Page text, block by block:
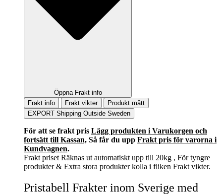
Öppna Frakt info
Frakt info
Frakt vikter
Produkt mått
EXPORT Shipping Outside Sweden
För att se frakt pris Lägg produkten i Varukorgen och
fortsätt till Kassan, Så får du upp Frakt pris för varorna i
Kundvagnen.
Frakt priset Räknas ut automatiskt upp till 20kg , För tyngre
produkter & Extra stora produkter kolla i fliken Frakt vikter.
Pristabell Frakter inom Sverige med